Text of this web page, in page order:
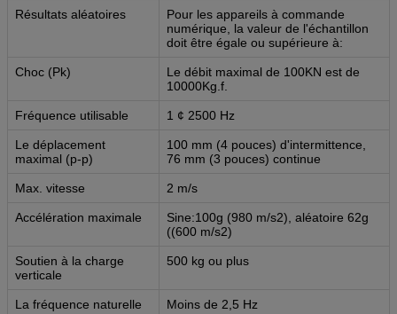
Résultats aléatoires
Pour les appareils à commande
numérique, la valeur de l'échantillon
doit être égale ou supérieure à:
Choc (Pk)
Le débit maximal de 100KN est de
10000Kg.f.
Fréquence utilisable 1 ¢ 2500 Hz
Le déplacement
maximal (p-p)
100 mm (4 pouces) d'intermittence,
76 mm (3 pouces) continue
Max. vitesse 2 m/s
Accélération maximale
Sine:100g (980 m/s2), aléatoire 62g
((600 m/s2)
Soutien à la charge
verticale
500 kg ou plus
La fréquence naturelle
Moins de 2,5 Hz